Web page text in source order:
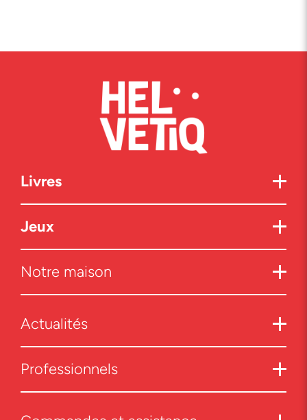
Livres
Jeux
Notre maison
Actualités
Professionnels